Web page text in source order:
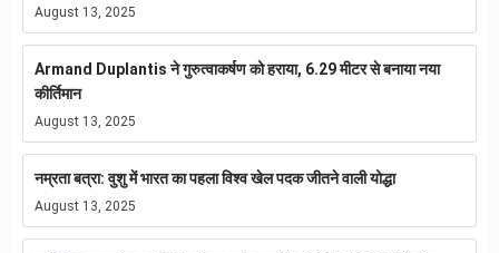
August 13, 2025
Armand Duplantis ने गुरुत्वाकर्षण को हराया, 6.29 मीटर से बनाया नया
कीर्तिमान
August 13, 2025
नम्रता बत्रा: वुशु में भारत का पहला विश्व खेल पदक जीतने वाली योद्धा
August 13, 2025